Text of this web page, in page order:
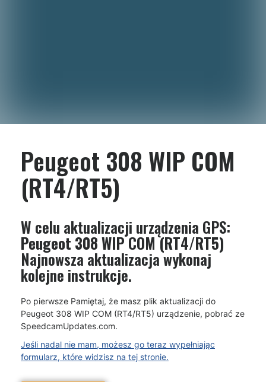
Peugeot 308 WIP COM
(RT4/RT5)
W celu aktualizacji urządzenia GPS:
Peugeot 308 WIP COM (RT4/RT5)
Najnowsza aktualizacja wykonaj
kolejne instrukcje.
Po pierwsze Pamiętaj, że masz plik aktualizacji do
Peugeot 308 WIP COM (RT4/RT5) urządzenie, pobrać ze
SpeedcamUpdates.com.
Jeśli nadal nie mam, możesz go teraz wypełniając
formularz, które widzisz na tej stronie.